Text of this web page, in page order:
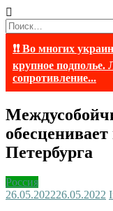
Найти:
❗❗ Во многих
крупное
сопротивление...
Петербурга
Россия
26.05.202226.05.2022